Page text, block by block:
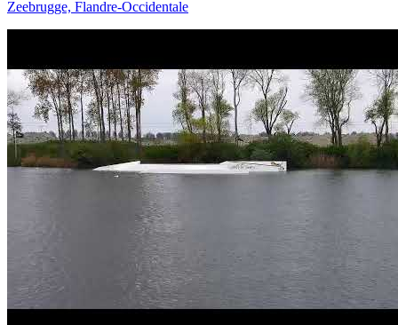
Zeebrugge, Flandre-Occidentale